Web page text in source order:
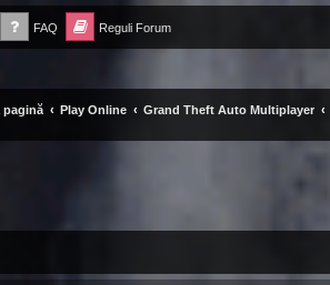
FAQ Reguli Forum
pagină Play Online Grand Theft Auto Multiplayer